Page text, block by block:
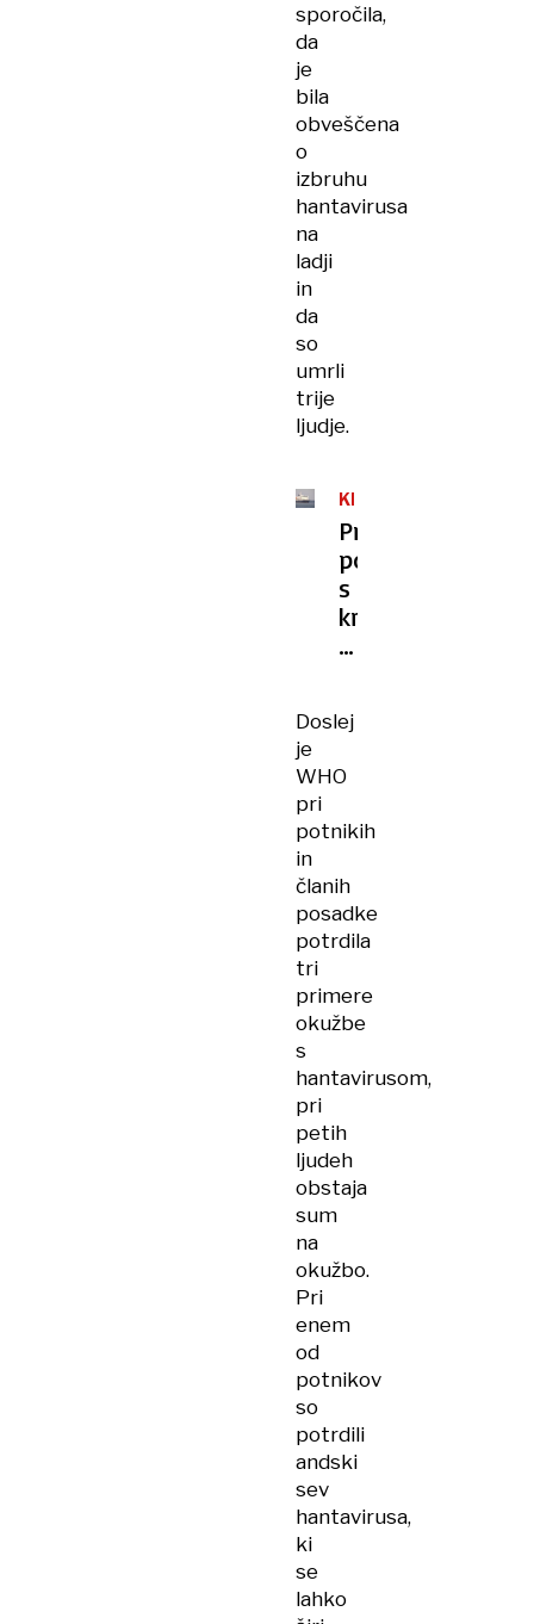
sporočila,
da
je
bila
obveščena
o
izbruhu
hantavirusa
na
ladji
in
da
so
umrli
trije
ljudje.
KRIŽARKA
HONDIUS
Pri
potniku
s
križarke
potrdili
ki
prenaša
med
ljudmi
Doslej
je
WHO
pri
potnikih
in
članih
posadke
potrdila
tri
primere
okužbe
s
hantavirusom,
pri
petih
ljudeh
obstaja
sum
na
okužbo.
Pri
enem
od
potnikov
so
potrdili
andski
sev
hantavirusa,
ki
se
lahko